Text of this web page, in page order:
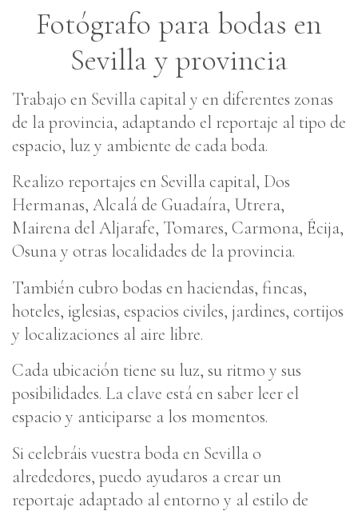
Fotógrafo para bodas en
Sevilla y provincia
Trabajo en Sevilla capital y en diferentes zonas
de la provincia, adaptando el reportaje al tipo de
espacio, luz y ambiente de cada boda.
Realizo reportajes en Sevilla capital, Dos
Hermanas, Alcalá de Guadaíra, Utrera,
Mairena del Aljarafe, Tomares, Carmona, Écija,
Osuna y otras localidades de la provincia.
También cubro bodas en haciendas, fincas,
hoteles, iglesias, espacios civiles, jardines, cortijos
y localizaciones al aire libre.
Cada ubicación tiene su luz, su ritmo y sus
posibilidades. La clave está en saber leer el
espacio y anticiparse a los momentos.
Si celebráis vuestra boda en Sevilla o
alrededores, puedo ayudaros a crear un
reportaje adaptado al entorno y al estilo de